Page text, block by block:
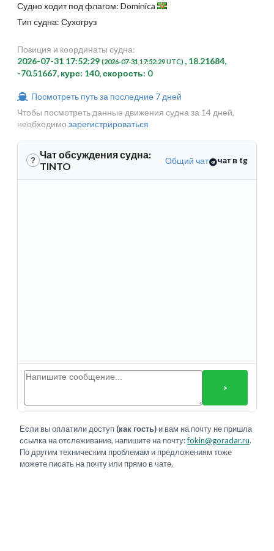
Судно ходит под флагом: Dominica
Тип судна: Сухогруз
Позиция и координаты судна:
2026-07-31 17:52:29 (2026-07-31 17:52:29 UTC) , 18.21684,
-70.51667, курс: 140, скорость: 0
Посмотреть путь за последние 7 дней
Чтобы посмотреть данные движения судна за 14 дней,
необходимо зарегистрироваться
? Чат обсуждения судна:
TINTO
Общий чат чат в tg
>
Если вы оплатили доступ (как гость) и вам на почту не пришла
ссылка на отслеживание, напишите на почту:fokin@goradar.ru.
По другим техническим проблемам и предложениям тоже
можете писать на почту или прямо в чате.